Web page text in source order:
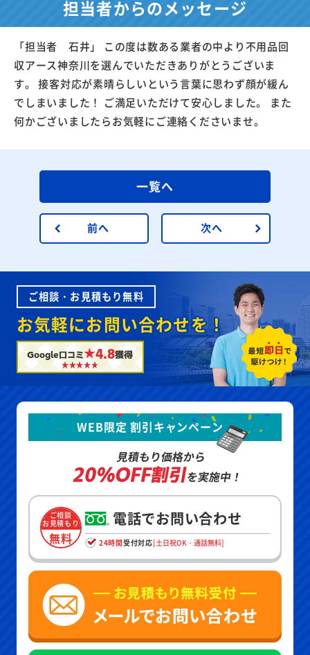
担当者からのメッセージ
「担当者 石井」 この度は数ある業者の中より不用品回
収アース神奈川を選んでいただきありがとうございま
す。 接客対応が素晴らしいという言葉に思わず顔が緩ん
でしまいました！ ご満足いただけて安心しました。 また
何かございましたらお気軽にご連絡くださいませ。
前へ
一覧へ
次へ
ご相談・お見積もり無料
お気軽にお問い合わせを！
Google口コミ★4.8獲得
WEB限定 割引キャンペーン
見積もり価格から
20%OFF割引を実施中！
ご相談
お見積もり
無料
電話でお問い合わせ
24時間受付対応[土日祝OK・通話無料]